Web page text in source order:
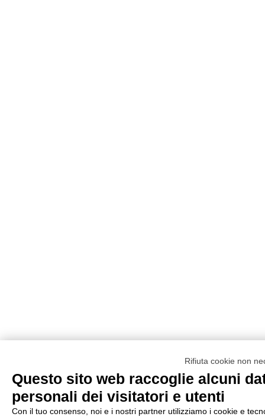
Rifiuta cookie non
Questo sito web raccoglie alcuni
personali dei visitatori e utenti
Con il tuo consenso, noi e i nostri partner utilizziamo i cookie e